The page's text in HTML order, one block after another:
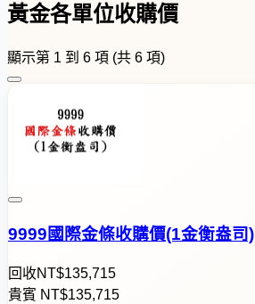
黃金各單位收購價
顯示第 1 到 6 項 (共 6 項)
9999國際金條收購價(1金衡盎司)
回收NT$135,715
貴賓 NT$135,715